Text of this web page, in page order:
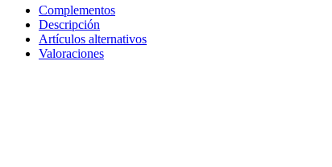
Complementos
Descripción
Artículos alternativos
Valoraciones